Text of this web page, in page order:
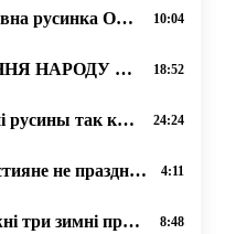
Ч.79 Велика и славна русинка Ольга Прокоп. 11.09.2020 10:04
ЧИ ДЛЯ ВИЗНАННЯ НАРОДУ ПОТРІБНА КОДИФІКАЦІЯ І ВЗАГАЛІ ПИСЕМНІСТЬ НА ТУЙ БЕСІДІ؟ 18:52
Чому даякі етнічні русины так коварно доказують, што їх не є؟ 24:24
Чому западні християне не празднують Торжество Православия؟ 4:11
Чому нам так важні три зимні праздникы؟ 8:48